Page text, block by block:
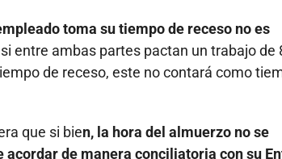
toma su tiempo de receso no es
entre ambas partes pactan un trabajo de
de receso, este no contará como
que si bien, la hora del almuerzo no se
de manera conciliatoria con su